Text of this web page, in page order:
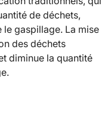
de déchets,
le gaspillage. La mise
des déchets
diminue la quantité